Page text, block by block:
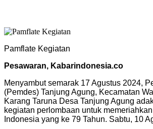
Pamflate Kegiatan
Pesawaran, Kabarindonesia.co
Menyambut semarak 17 Agustus 2024,
(Pemdes) Tanjung Agung, Kecamatan
Karang Taruna Desa Tanjung Agung
kegiatan perlombaan untuk
Indonesia yang ke 79 Tahun. Sabtu, 10